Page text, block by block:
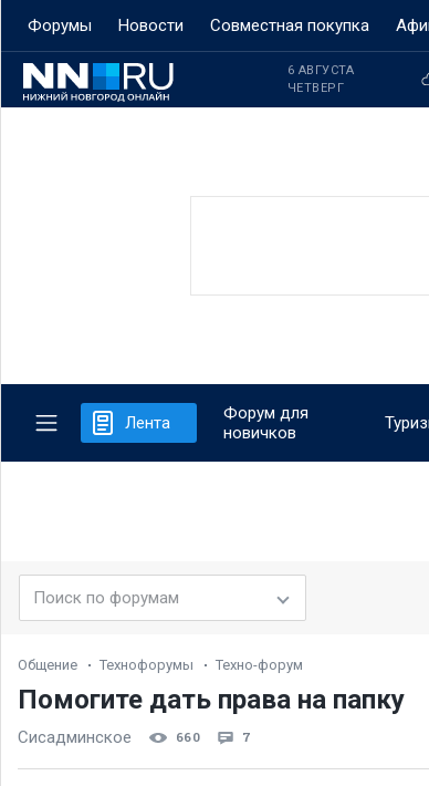
Форумы Новости Совместная покупка
6 АВГУСТА
ЧЕТВЕРГ
Лента
Форум для
новичков
Общение Технофорумы Техно-форум
Помогите дать права на папку
Сисадминское 660 7